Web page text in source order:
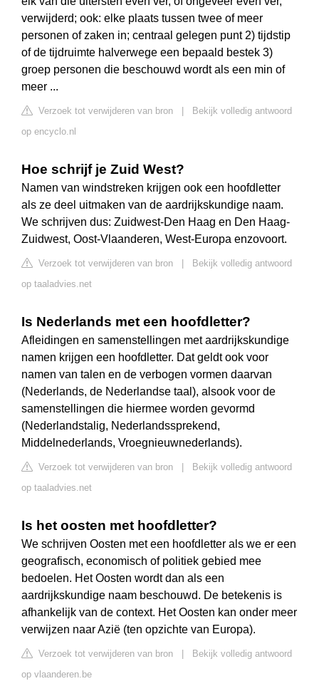
verwijderd; ook: elke plaats tussen twee of meer
personen of zaken in; centraal gelegen punt 2) tijdstip
of de tijdruimte halverwege een bepaald bestek 3)
groep personen die beschouwd wordt als een min of
meer ...
Verzoek tot verwijderen van bron
Bekijk volledig antwoord
op encyclo.nl
Hoe schrijf je Zuid West?
Namen van windstreken krijgen ook een hoofdletter
als ze deel uitmaken van de aardrijkskundige naam.
We schrijven dus: Zuidwest-Den Haag en Den Haag-
Zuidwest, Oost-Vlaanderen, West-Europa enzovoort.
Verzoek tot verwijderen van bron
Bekijk volledig antwoord
op taaladvies.net
Is Nederlands met een hoofdletter?
Afleidingen en samenstellingen met aardrijkskundige
namen krijgen een hoofdletter. Dat geldt ook voor
namen van talen en de verbogen vormen daarvan
(Nederlands, de Nederlandse taal), alsook voor de
samenstellingen die hiermee worden gevormd
(Nederlandstalig, Nederlandssprekend,
Middelnederlands, Vroegnieuwnederlands).
Verzoek tot verwijderen van bron
Bekijk volledig antwoord
op taaladvies.net
Is het oosten met hoofdletter?
We schrijven Oosten met een hoofdletter als we er een
geografisch, economisch of politiek gebied mee
bedoelen. Het Oosten wordt dan als een
aardrijkskundige naam beschouwd. De betekenis is
afhankelijk van de context. Het Oosten kan onder meer
verwijzen naar Azië (ten opzichte van Europa).
Verzoek tot verwijderen van bron
Bekijk volledig antwoord
op vlaanderen.be